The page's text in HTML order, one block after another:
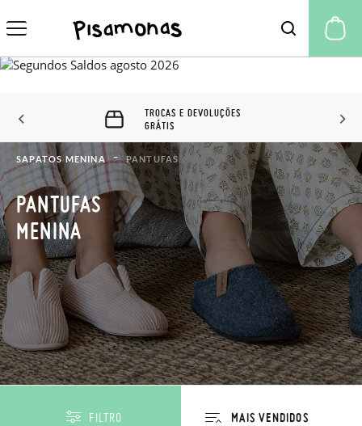
60 DIAS PARA TROCAS E
DEVOLUÇÕES
SAPATOS MENINA PANTUFAS
PANTUFAS
MENINA
FILTRO